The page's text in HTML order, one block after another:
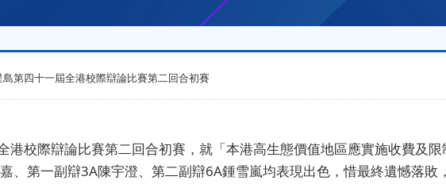
第四十一屆全港校際辯論比賽第二回合初賽
港校際辯論比賽第二回合初賽，就「本港高生態價值地區應實施收費及限
、第一副辯3A陳宇澄、第二副辯6A鍾雪嵐均表現出色，惜最終遺憾落敗